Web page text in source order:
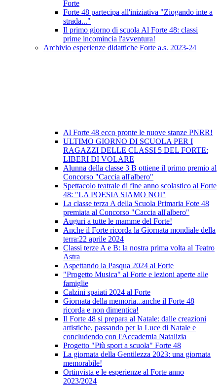
Forte
Forte 48 partecipa all'iniziativa "Ziogando inte a
strada..."
Il primo giorno di scuola Al Forte 48: classi
prime incomincia l'avventura!
Archivio esperienze didattiche Forte a.s. 2023-24
Al Forte 48 ecco pronte le nuove stanze PNRR!
ULTIMO GIORNO DI SCUOLA PER I
RAGAZZI DELLE CLASSI 5 DEL FORTE:
LIBERI DI VOLARE
Alunna della classe 3 B ottiene il primo premio al
Concorso "Caccia all'albero"
Spettacolo teatrale di fine anno scolastico al Forte
48: "LA POESIA SIAMO NOI"
La classe terza A della Scuola Primaria Fote 48
premiata al Concorso "Caccia all'albero"
Auguri a tutte le mamme del Forte!
Anche il Forte ricorda la Giornata mondiale della
terra:22 aprile 2024
Classi terze A e B: la nostra prima volta al Teatro
Astra
Aspettando la Pasqua 2024 al Forte
"Progetto Musica" al Forte e lezioni aperte alle
famiglie
Calzini spaiati 2024 al Forte
Giornata della memoria...anche il Forte 48
ricorda e non dimentica!
Il Forte 48 si prepara al Natale: dalle creazioni
artistiche, passando per la Luce di Natale e
concludendo con l'Accademia Natalizia
Progetto "Più sport a scuola" Forte 48
La giornata della Gentilezza 2023: una giornata
memorabile!
Ortinvista e le esperienze al Forte anno
2023/2024